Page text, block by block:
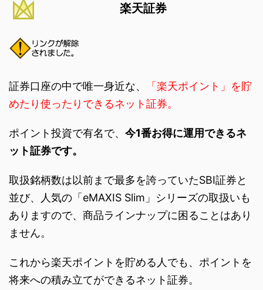
楽天証券
証券口座の中で唯一身近な、
「楽天ポイント」を貯
めたり使ったりできるネット証券。
ポイント投資で有名で、 今1番お得に運用できるネ
ット証券です。
取扱銘柄数は以前まで最多を誇っていたSBI証券と
並び、人気の「eMAXIS Slim」シリーズの取扱いも
ありますので、商品ラインナップに困ることはあり
ません。
これから楽天ポイントを貯める人でも、ポイントを
将来への積み立てができるネット証券。